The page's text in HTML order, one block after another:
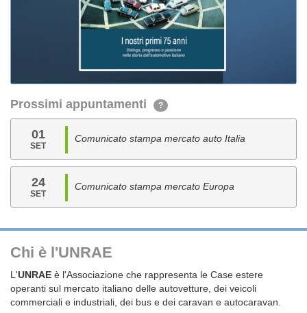
Prossimi appuntamenti ?
01
SET
Comunicato stampa mercato auto Italia
24
SET
Comunicato stampa mercato Europa
Chi è l'UNRAE
L'UNRAE è l'Associazione che rappresenta le Case estere
operanti sul mercato italiano delle autovetture, dei veicoli
commerciali e industriali, dei bus e dei caravan e autocaravan.